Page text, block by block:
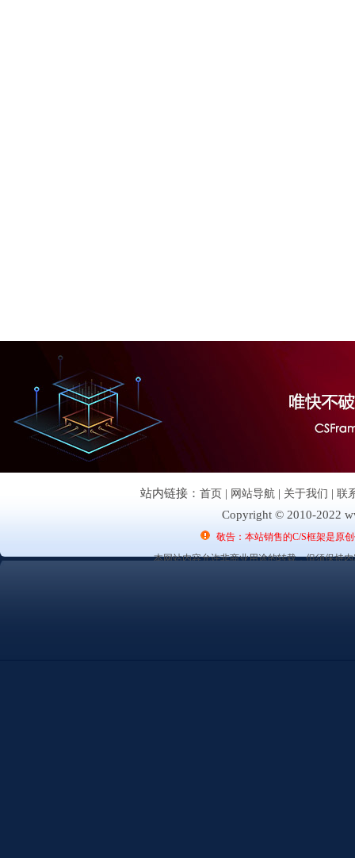
站内链接： 首页 | 网站导航 | 关于我们 | 联
Copyright © 2010-2022
敬告：本站销售的C/S框架是原
本网站内容允许非商业用途的转载，但须保持